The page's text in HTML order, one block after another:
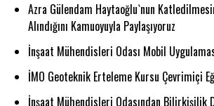
Azra Gülendam Haytaoğlu`nun
Alındığını Kamuoyuyla Paylaşıyoruz
İnşaat Mühendisleri Odası Mobil
İMO Geoteknik Erteleme Kursu Çevrimiçi
İnşaat Mühendisleri Odasından Bilirkişilik